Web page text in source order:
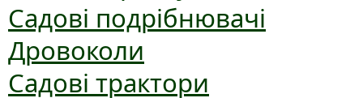
Садові подрібнювачі
Дровоколи
Садові трактори